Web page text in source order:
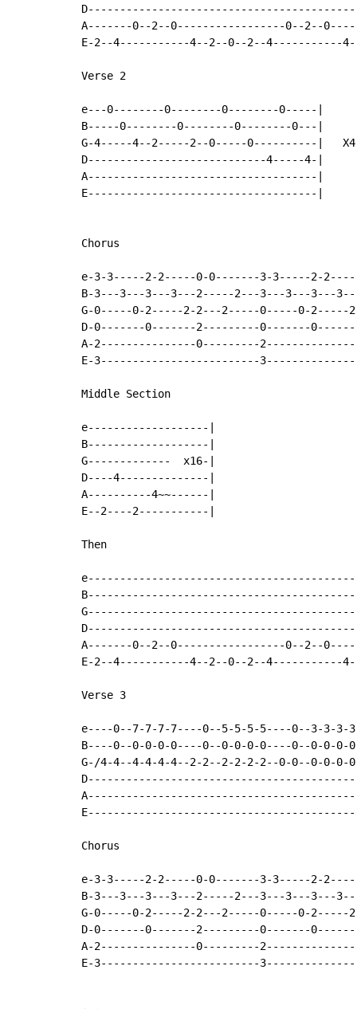
A-------0--2--0-----------------0--2--
E-2--4-----------4--2--0--2--4-----------
Verse 2
e---0--------0--------0--------0-----|
B-----0--------0--------0--------0---|
G-4-----4--2-----2--0-----0----------|   X4
D----------------------------4-----4-|
A------------------------------------|
E------------------------------------|
Chorus
e-3-3-----2-2-----0-0-------3-3-----2-
B-3---3---3---3---2-----2---3---3---3---
G-0-----0-2-----2-2---2-----0-----0-2-----
D-0-------0-------2---------0-------
A-2---------------0---------2---------------
E-3-------------------------3---------------
Middle Section
e-------------------|
B-------------------|
G-------------  x16-|
D----4--------------|
A----------4~~------|
E--2----2-----------|
Then
A-------0--2--0-----------------0--2--
E-2--4-----------4--2--0--2--4-----------
Verse 3
e----0--7-7-7-7----0--5-5-5-5----0--3-3-3-
B----0--0-0-0-0----0--0-0-0-0----0--0-0-0-
G-/4-4--4-4-4-4--2-2--2-2-2-2--0-0--0-0-
D--------------------------------------------
Chorus
e-3-3-----2-2-----0-0-------3-3-----2-
B-3---3---3---3---2-----2---3---3---3---
G-0-----0-2-----2-2---2-----0-----0-2-----
D-0-------0-------2---------0-------
A-2---------------0---------2---------------
E-3-------------------------3---------------